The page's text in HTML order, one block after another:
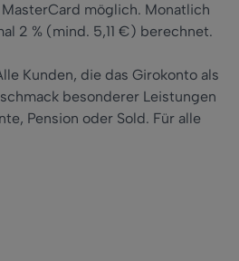
möglich. Monatlich
2 % (mind. 5,11 €) berechnet.
Kunden, die das Girokonto als
besonderer Leistungen
Pension oder Sold. Für alle